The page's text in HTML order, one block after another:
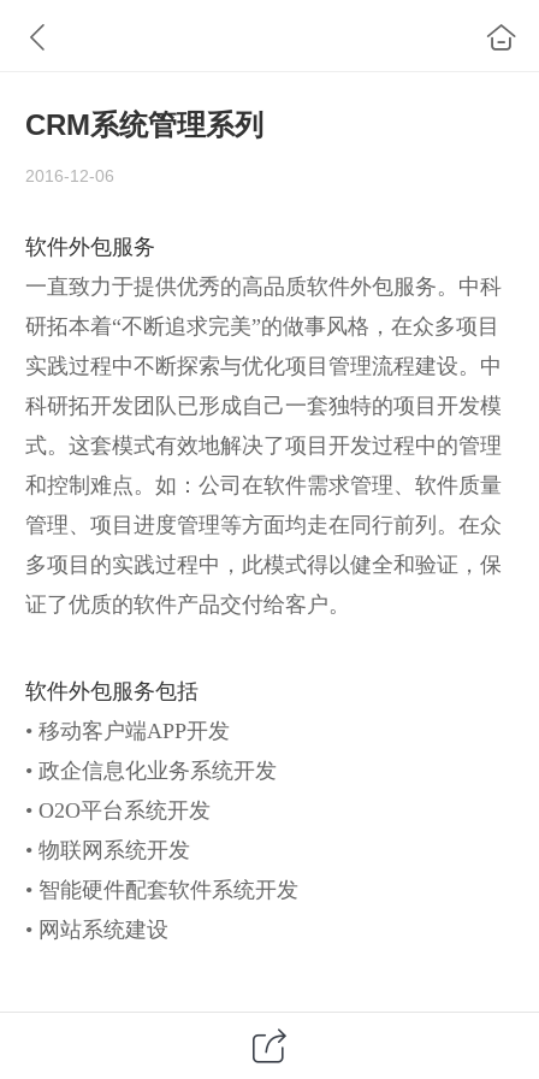
CRM系统管理系列
2016-12-06
软件外包服务
一直致力于提供优秀的高品质软件外包服务。中科
研拓本着“不断追求完美”的做事风格，在众多项目
实践过程中不断探索与优化项目管理流程建设。中
科研拓开发团队已形成自己一套独特的项目开发模
式。这套模式有效地解决了项目开发过程中的管理
和控制难点。如：公司在软件需求管理、软件质量
管理、项目进度管理等方面均走在同行前列。在众
多项目的实践过程中，此模式得以健全和验证，保
证了优质的软件产品交付给客户。
软件外包服务包括
• 移动客户端APP开发
• 政企信息化业务系统开发
• O2O平台系统开发
• 物联网系统开发
• 智能硬件配套软件系统开发
• 网站系统建设